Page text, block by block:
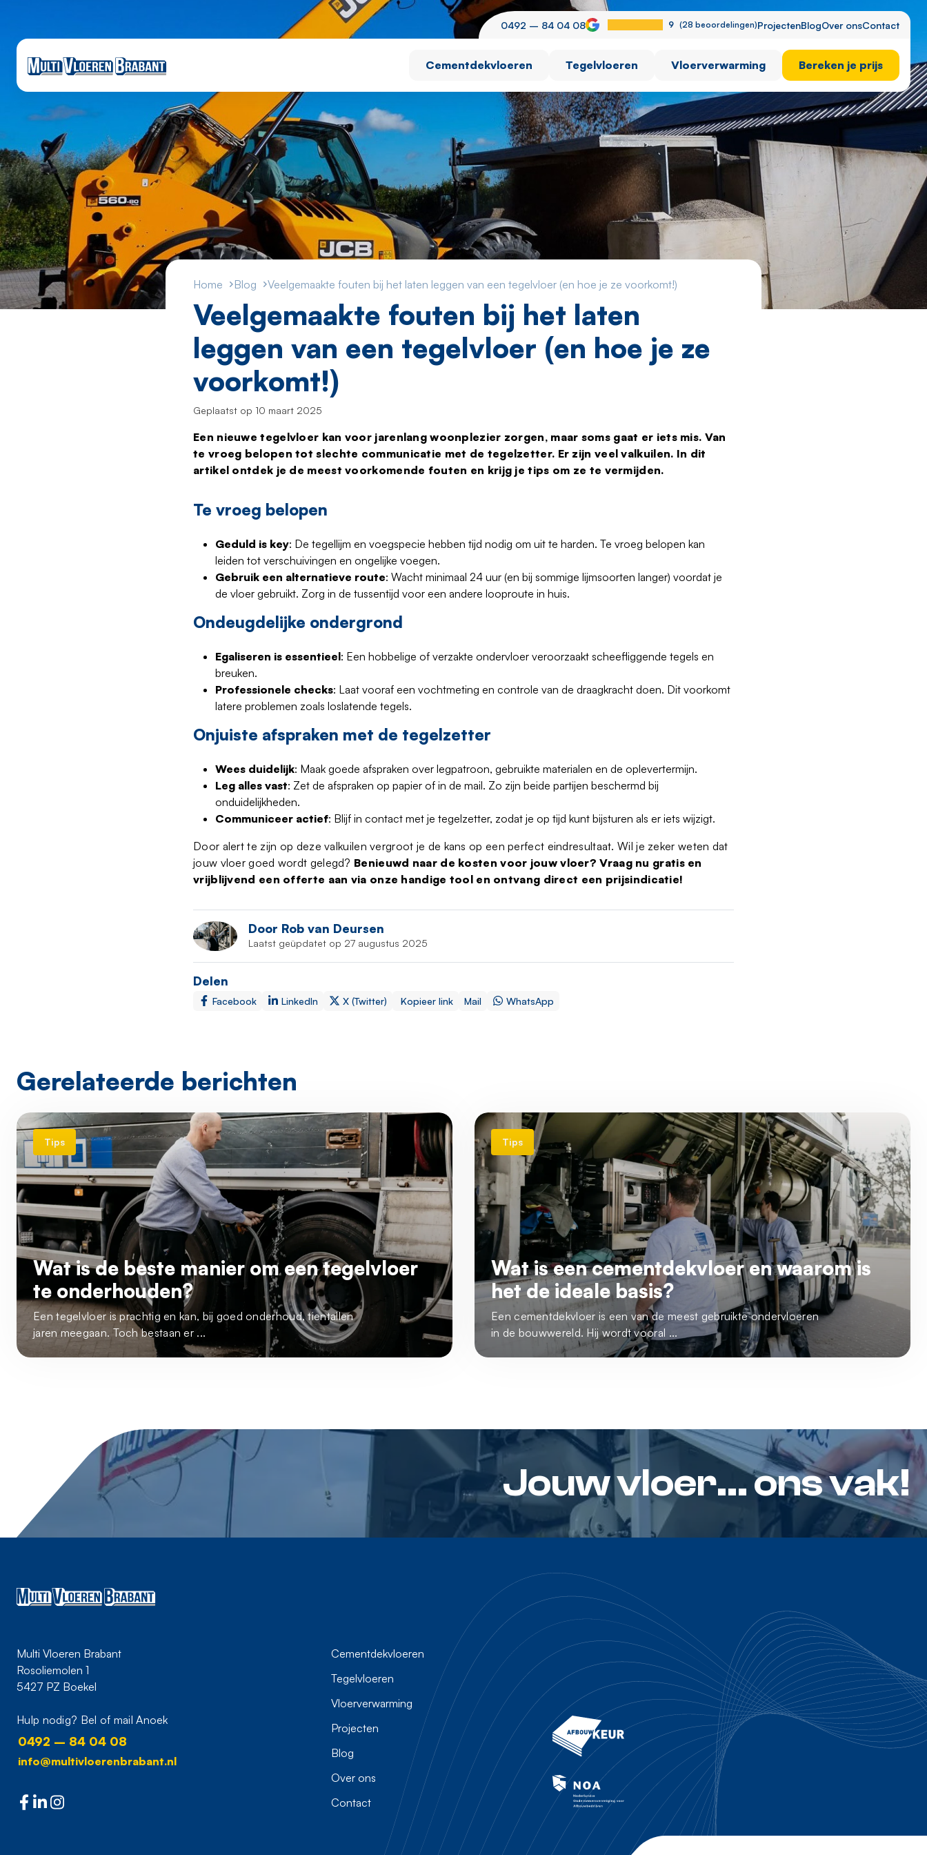
0492 – 84 04 08 9 (28 beoordelingen)ProjectenBlogOver onsContact
Cementdekvloeren Tegelvloeren Vloerverwarming Bereken je prijs
Home Blog Veelgemaakte fouten bij het laten leggen van een tegelvloer (en hoe je ze voorkomt!)
Veelgemaakte fouten bij het laten
leggen van een tegelvloer (en hoe je ze
voorkomt!)
Geplaatst op 10 maart 2025
Een nieuwe tegelvloer kan voor jarenlang woonplezier zorgen, maar soms gaat er iets mis. Van
te vroeg belopen tot slechte communicatie met de tegelzetter. Er zijn veel valkuilen. In dit
artikel ontdek je de meest voorkomende fouten en krijg je tips om ze te vermijden.
Te vroeg belopen
Geduld is key: De tegellijm en voegspecie hebben tijd nodig om uit te harden. Te vroeg belopen kan
leiden tot verschuivingen en ongelijke voegen.
Gebruik een alternatieve route: Wacht minimaal 24 uur (en bij sommige lijmsoorten langer) voordat je
de vloer gebruikt. Zorg in de tussentijd voor een andere looproute in huis.
Ondeugdelijke ondergrond
Egaliseren is essentieel: Een hobbelige of verzakte ondervloer veroorzaakt scheefliggende tegels en
breuken.
Professionele checks: Laat vooraf een vochtmeting en controle van de draagkracht doen. Dit voorkomt
latere problemen zoals loslatende tegels.
Onjuiste afspraken met de tegelzetter
Wees duidelijk: Maak goede afspraken over legpatroon, gebruikte materialen en de oplevertermijn.
Leg alles vast: Zet de afspraken op papier of in de mail. Zo zijn beide partijen beschermd bij
onduidelijkheden.
Communiceer actief: Blijf in contact met je tegelzetter, zodat je op tijd kunt bijsturen als er iets wijzigt.
Door alert te zijn op deze valkuilen vergroot je de kans op een perfect eindresultaat. Wil je zeker weten dat
jouw vloer goed wordt gelegd? Benieuwd naar de kosten voor jouw vloer? Vraag nu gratis en
vrijblijvend een offerte aan via onze handige tool en ontvang direct een prijsindicatie!
Door Rob van Deursen
Laatst geüpdatet op 27 augustus 2025
Delen
Facebook LinkedIn X (Twitter) Kopieer link Mail WhatsApp
Gerelateerde berichten
Tips
Wat is de beste manier om een tegelvloer
te onderhouden?
Een tegelvloer is prachtig en kan, bij goed onderhoud, tientallen
jaren meegaan. Toch bestaan er ...
Tips
Wat is een cementdekvloer en waarom is
het de ideale basis?
Een cementdekvloer is een van de meest gebruikte ondervloeren
in de bouwwereld. Hij wordt vooral ...
Jouw vloer... ons vak!
Multi Vloeren Brabant
Rosoliemolen 1
5427 PZ Boekel
Hulp nodig? Bel of mail Anoek
0492 – 84 04 08
info@multivloerenbrabant.nl
Cementdekvloeren
Tegelvloeren
Vloerverwarming
Projecten
Blog
Over ons
Contact